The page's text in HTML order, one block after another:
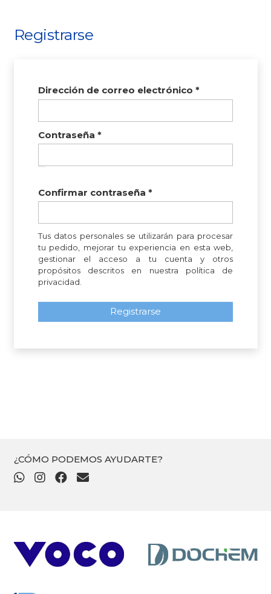
Registrarse
Dirección de correo electrónico *Obligatorio
Contraseña *Obligatorio
Confirmar contraseña *
Tus datos personales se utilizarán para procesar
tu pedido, mejorar tu experiencia en esta web,
gestionar el acceso a tu cuenta y otros
propósitos descritos en nuestra política de
privacidad.
Registrarse
¿CÓMO PODEMOS AYUDARTE?